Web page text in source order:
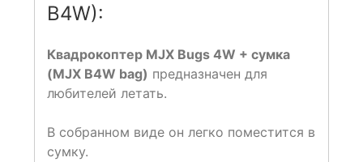
B4W):
Квадрокоптер MJX Bugs 4W + сумка
(MJX B4W bag) предназначен для
любителей летать.
В собранном виде он легко поместится в
сумку.